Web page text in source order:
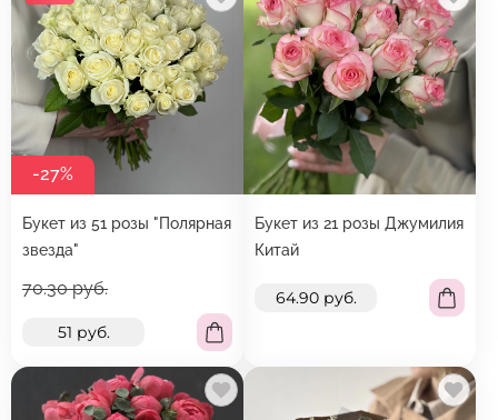
-27%
Букет из 51 розы "Полярная
звезда"
70.30 руб.
51 руб.
Букет из 21 розы Джумилия
Китай
64.90 руб.